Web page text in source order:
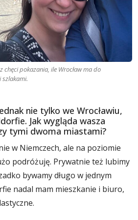
chęci pokazania, ile Wrocław ma do
nie tylko we Wrocławiu,
Jak wygląda wasza
tymi dwoma miastami?
w Niemczech, ale na poziomie
podróżuję. Prywatnie też lubimy
bywamy długo w jednym
nadal mam mieszkanie i biuro,